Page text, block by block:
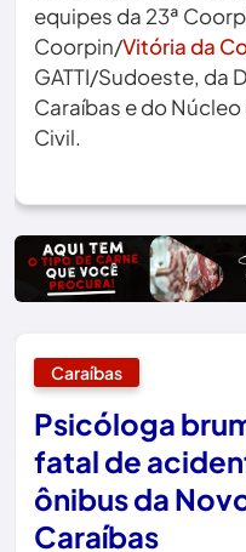
equipes da 23ª
Coorpin/Vitória da
GATTI/Sudoeste, da
Caraíbas e do
Civil.
Caraíbas
Psicóloga
fatal de
ônibus da
Caraíbas